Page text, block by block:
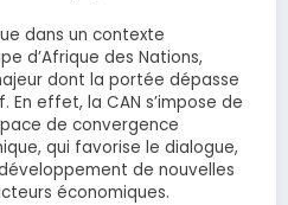
dans un contexte
d’Afrique des Nations,
dont la portée dépasse
effet, la CAN s’impose de
de convergence
qui favorise le dialogue,
de nouvelles
économiques.